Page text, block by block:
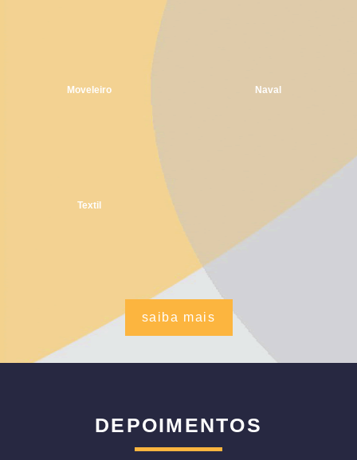
Moveleiro Naval
Textil
saiba mais
DEPOIMENTOS